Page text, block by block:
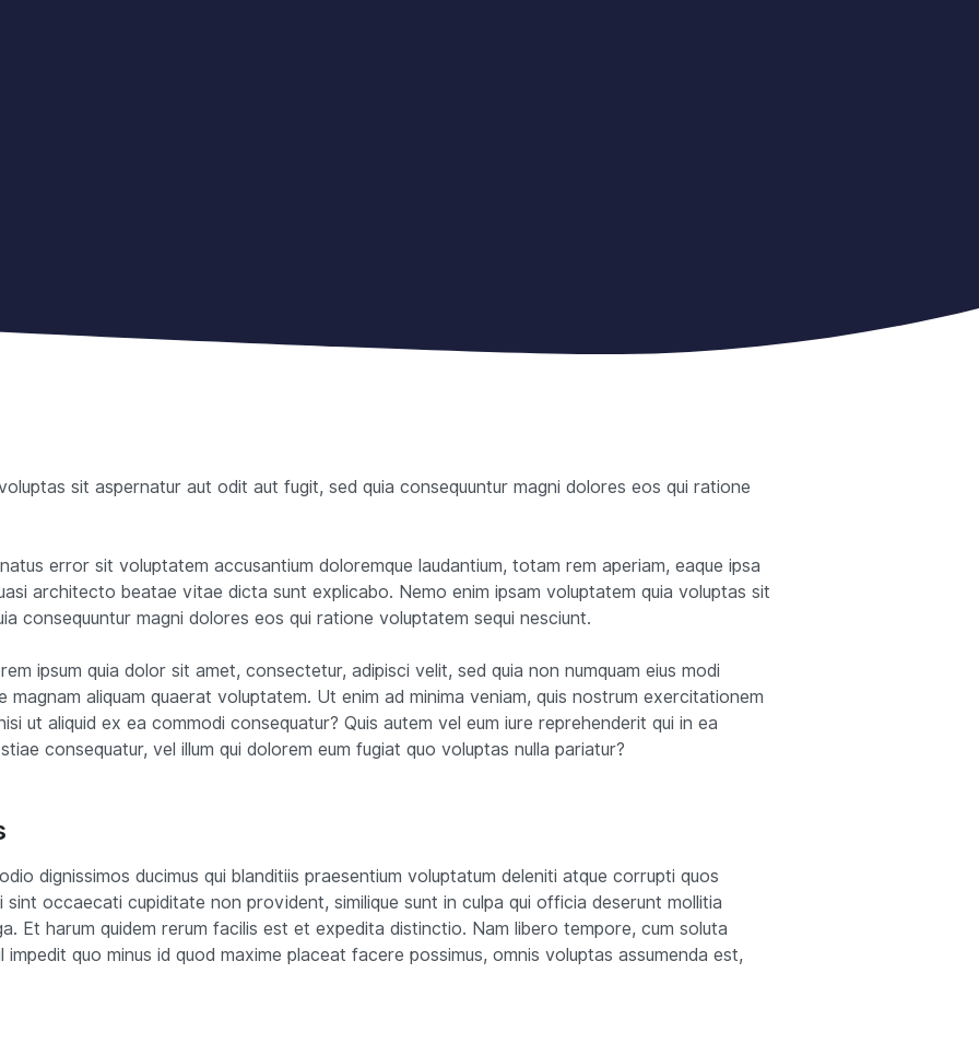
sit aspernatur aut odit aut fugit, sed quia consequuntur magni dolores eos qui ratione
error sit voluptatem accusantium doloremque laudantium, totam rem aperiam, eaque ipsa
architecto beatae vitae dicta sunt explicabo. Nemo enim ipsam voluptatem quia voluptas sit
consequuntur magni dolores eos qui ratione voluptatem sequi nesciunt.
ipsum quia dolor sit amet, consectetur, adipisci velit, sed quia non numquam eius modi
aliquam quaerat voluptatem. Ut enim ad minima veniam, quis nostrum exercitationem
ut aliquid ex ea commodi consequatur? Quis autem vel eum iure reprehenderit qui in ea
consequatur, vel illum qui dolorem eum fugiat quo voluptas nulla pariatur?
dignissimos ducimus qui blanditiis praesentium voluptatum deleniti atque corrupti quos
occaecati cupiditate non provident, similique sunt in culpa qui officia deserunt mollitia
Et harum quidem rerum facilis est et expedita distinctio. Nam libero tempore, cum soluta
quo minus id quod maxime placeat facere possimus, omnis voluptas assumenda est,